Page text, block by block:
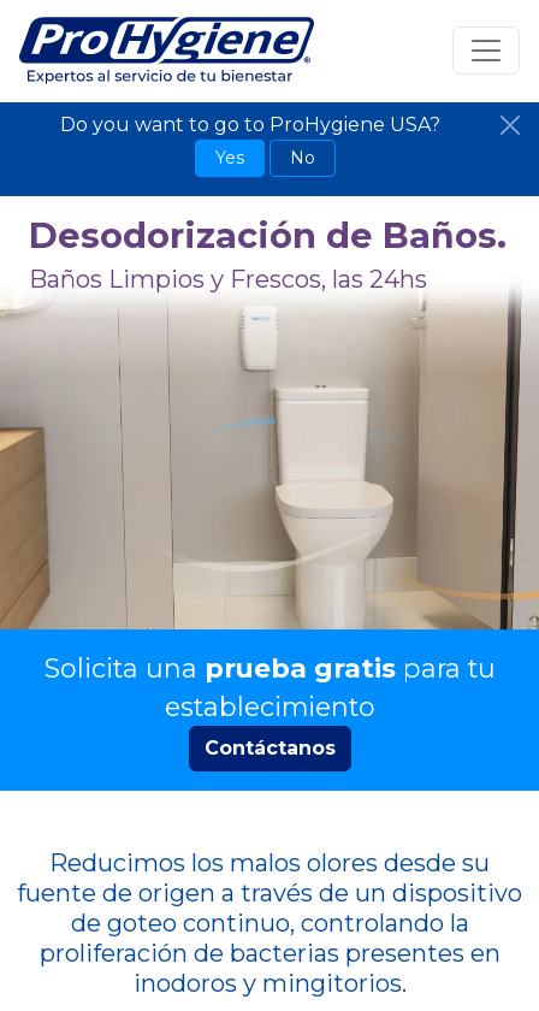
Do you want to go to ProHygiene USA?
Yes No
Desodorización de Baños.
Baños Limpios y Frescos, las 24hs
Solicita una prueba gratispara tu
establecimiento
Contáctanos
Reducimos los malos olores desde su
fuente de origen a través de un dispositivo
de goteo continuo, controlando la
proliferación de bacterias presentes en
inodoros y mingitorios.